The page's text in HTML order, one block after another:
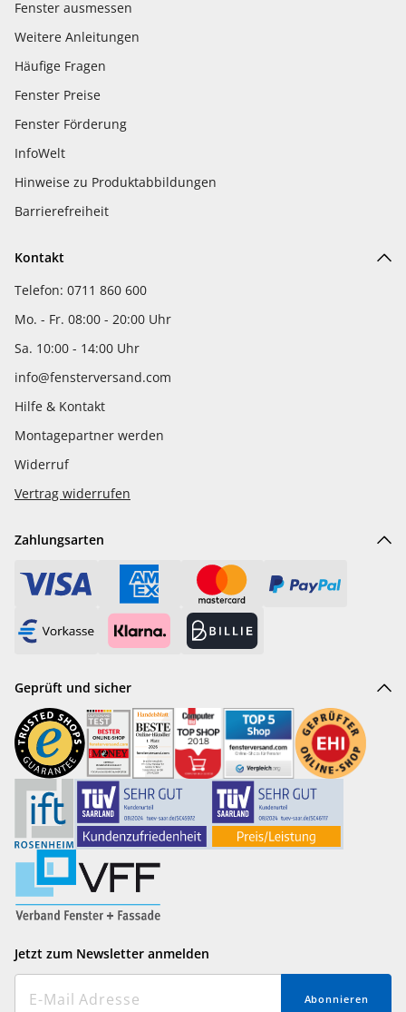
Fenster ausmessen
Weitere Anleitungen
Häufige Fragen
Fenster Preise
Fenster Förderung
InfoWelt
Hinweise zu Produktabbildungen
Barrierefreiheit
Kontakt
Telefon: 0711 860 600
Mo. - Fr. 08:00 - 20:00 Uhr
Sa. 10:00 - 14:00 Uhr
info@fensterversand.com
Hilfe & Kontakt
Montagepartner werden
Widerruf
Vertrag widerrufen
Zahlungsarten
Geprüft und sicher
Jetzt zum Newsletter anmelden
Abonnieren